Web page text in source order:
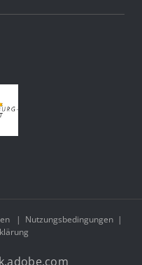
| Nutzungsbedingungen |